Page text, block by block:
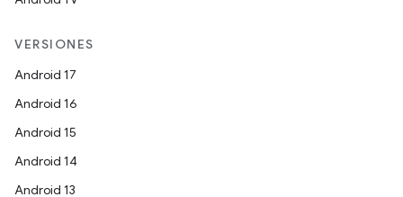
VERSIONES
Android 17
Android 16
Android 15
Android 14
Android 13